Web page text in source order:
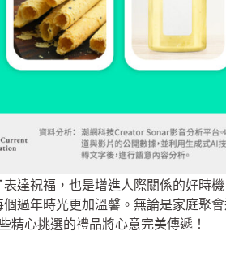
達祝福，也是增進人際關係的好時
過年時光更加溫馨。無論是家庭聚
精心挑選的禮品將心意完美傳遞！